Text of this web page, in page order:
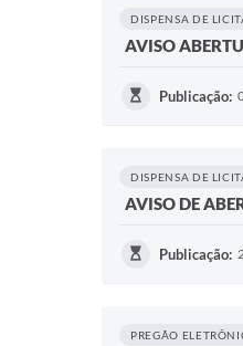
DISPENSA DE
AVISO
Publicação:
DISPENSA DE
AVISO DE
Publicação:
PREGÃO